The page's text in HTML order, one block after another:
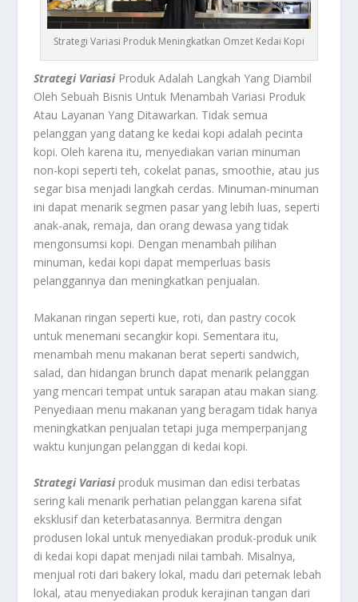
Strategi Variasi Produk Meningkatkan Omzet Kedai Kopi
Strategi VariasiProduk Adalah Langkah Yang Diambil
Oleh Sebuah Bisnis Untuk Menambah Variasi Produk
Atau Layanan Yang Ditawarkan. Tidak semua
pelanggan yang datang ke kedai kopi adalah pecinta
kopi. Oleh karena itu, menyediakan varian minuman
non-kopi seperti teh, cokelat panas, smoothie, atau jus
segar bisa menjadi langkah cerdas. Minuman-minuman
ini dapat menarik segmen pasar yang lebih luas, seperti
anak-anak, remaja, dan orang dewasa yang tidak
mengonsumsi kopi. Dengan menambah pilihan
minuman, kedai kopi dapat memperluas basis
pelanggannya dan meningkatkan penjualan.
Makanan ringan seperti kue, roti, dan pastry cocok
untuk menemani secangkir kopi. Sementara itu,
menambah menu makanan berat seperti sandwich,
salad, dan hidangan brunch dapat menarik pelanggan
yang mencari tempat untuk sarapan atau makan siang.
Penyediaan menu makanan yang beragam tidak hanya
meningkatkan penjualan tetapi juga memperpanjang
waktu kunjungan pelanggan di kedai kopi.
Strategi Variasiproduk musiman dan edisi terbatas
sering kali menarik perhatian pelanggan karena sifat
eksklusif dan keterbatasannya. Bermitra dengan
produsen lokal untuk menyediakan produk-produk unik
di kedai kopi dapat menjadi nilai tambah. Misalnya,
menjual roti dari bakery lokal, madu dari peternak lebah
lokal, atau menyediakan produk kerajinan tangan dari